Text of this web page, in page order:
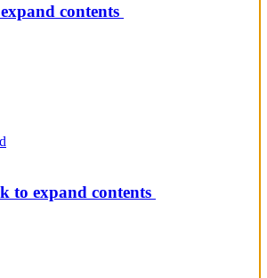
contents
to expand contents